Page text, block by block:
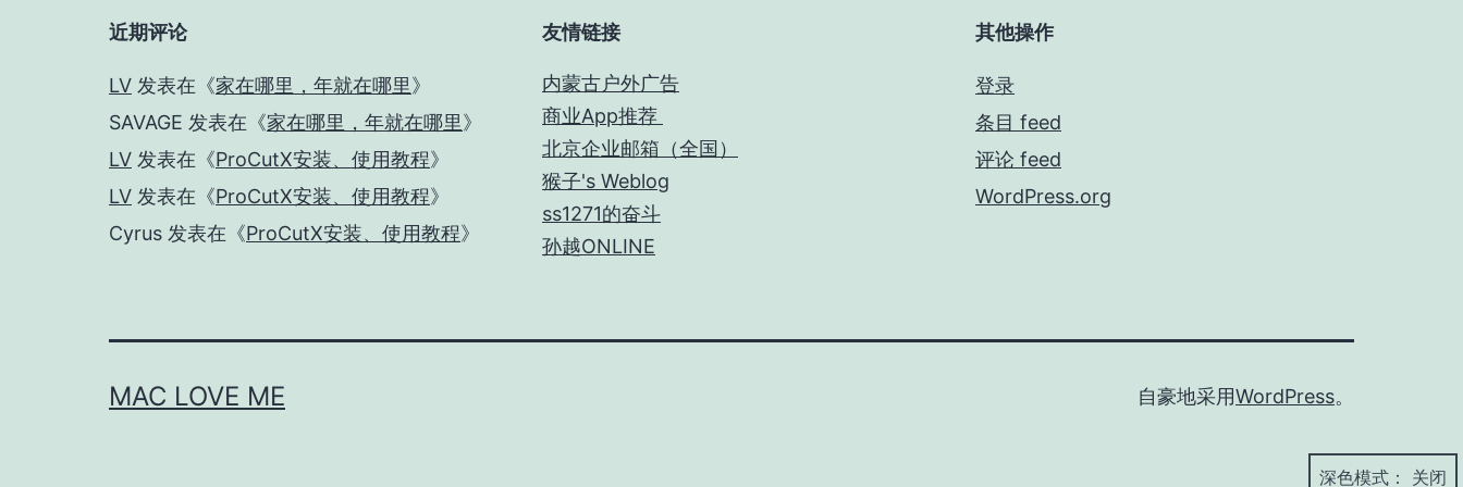
近期评论
LV 发表在《家在哪里，年就在哪里》
SAVAGE 发表在《家在哪里，年就在哪里》
LV 发表在《ProCutX安装、使用教程》
LV 发表在《ProCutX安装、使用教程》
Cyrus 发表在《ProCutX安装、使用教程》
友情链接
内蒙古户外广告
商业App推荐
北京企业邮箱（全国）
猴子's Weblog
ss1271的奋斗
孙越ONLINE
其他操作
登录
条目 feed
评论 feed
WordPress.org
MAC LOVE ME 自豪地采用WordPress。
深色模式：